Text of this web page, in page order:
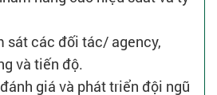
sát các đối tác/ agency,
và tiến độ.
giá và phát triển đội ngũ